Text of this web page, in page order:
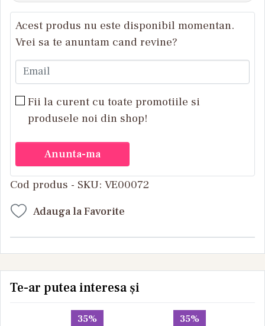
Acest produs nu este disponibil momentan.
Vrei sa te anuntam cand revine?
Email
Fii la curent cu toate promotiile si
produsele noi din shop!
Anunta-ma
Cod produs - SKU VE00072
Adauga la Favorite
Te-ar putea interesa și
35% 35%